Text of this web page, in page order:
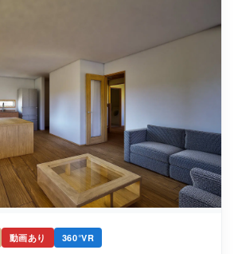
動画あり 360°VR